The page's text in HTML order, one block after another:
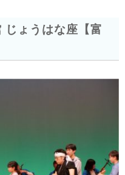
じょうはな座【富